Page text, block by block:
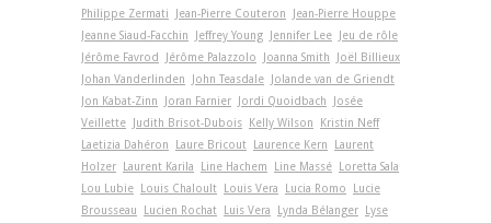
Philippe Zermati
Jean-Pierre Couteron
Jean-Pierre Houppe
Jeanne Siaud-Facchin
Jeffrey Young Jennifer Lee Jeu de rôle
Jérôme Favrod
Jérôme Palazzolo Joanna Smith
Joël Billieux
Johan Vanderlinden
John Teasdale Jolande van de Griendt
Jon Kabat-Zinn
Joran Farnier Jordi Quoidbach
Josée
Veillette Judith Brisot-Dubois Kelly Wilson
Kristin Neff
Laetizia Dahéron
Laure Bricout Laurence Kern
Laurent
Holzer Laurent Karila Line Hachem Line Massé Loretta Sala
Lou Lubie Louis Chaloult Louis Vera Lucia Romo
Lucie
Brousseau
Lucien Rochat Luis Vera Lynda Bélanger Lyse